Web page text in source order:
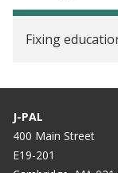
Fixing
J-PAL
400 Main Street
E19-201